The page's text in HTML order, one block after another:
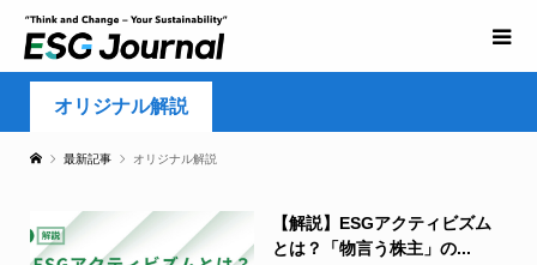
オリジナル解説
最新記事 オリジナル解説
【解説】ESGアクティビズム
とは？「物言う株主」の...